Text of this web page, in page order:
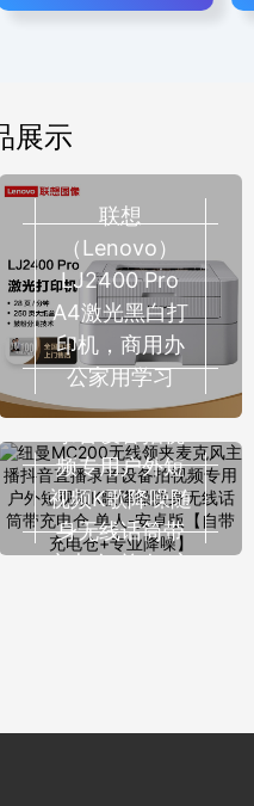
展示
联想
（Lenovo）
LJ2400 Pro
A4激光黑白打
印机，商用办
公家用学习
纽曼MC200无
线领夹麦克风
主播抖音直播
频专用户外短
视频K歌降噪随
身无线话筒带
充电仓 单人-安